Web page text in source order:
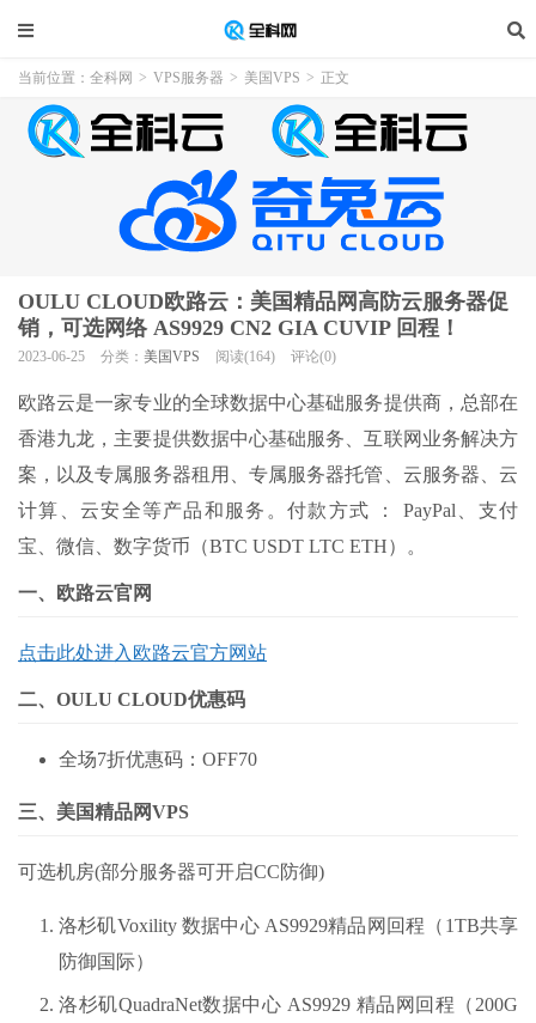
当前位置： 全科网 > VPS服务器 > 美国VPS > 正文
OULU CLOUD欧路云：美国精品网高防云服务器促
销，可选网络 AS9929 CN2 GIA CUVIP 回程！
2023-06-25 分类： 美国VPS 阅读(164) 评论(0)
欧路云是一家专业的全球数据中心基础服务提供商，总部在
香港九龙，主要提供数据中心基础服务、互联网业务解决方
案，以及专属服务器租用、专属服务器托管、云服务器、云
计算、云安全等产品和服务。付款方式 ： PayPal、支付
宝、微信、数字货币（BTC USDT LTC ETH）。
一、欧路云官网
点击此处进入欧路云官方网站
二、OULU CLOUD优惠码
全场7折优惠码：OFF70
三、美国精品网VPS
可选机房(部分服务器可开启CC防御)
洛杉矶Voxility 数据中心 AS9929精品网回程（1TB共享
防御国际）
洛杉矶QuadraNet数据中心 AS9929 精品网回程（200G